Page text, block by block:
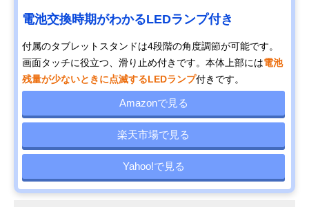
電池交換時期がわかるLEDランプ付き
付属のタブレットスタンドは4段階の角度調節が可能です。
画面タッチに役立つ、滑り止め付きです。本体上部には電池
残量が少ないときに点滅するLEDランプ付きです。
Amazonで見る
楽天市場で見る
Yahoo!で見る